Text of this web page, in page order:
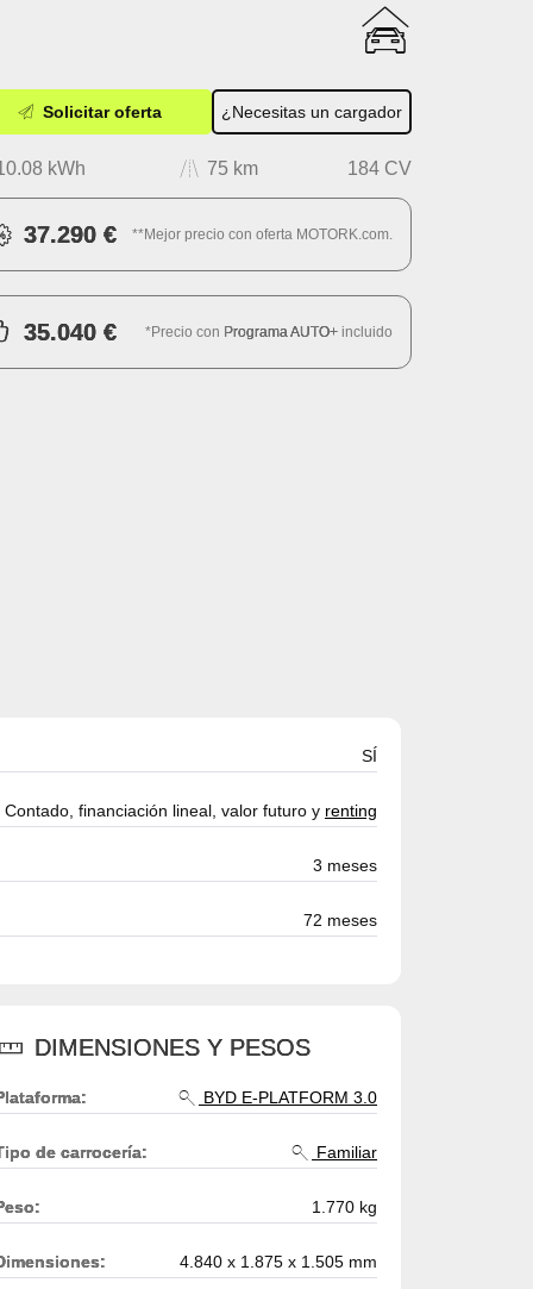
Solicitar oferta ¿Necesitas un cargador
kWh 75 km 184 CV
37.290 € **Mejor precio con oferta MOTORK.com.
35.040 € *Precio con Programa AUTO+ incluido
SÍ
Contado, financiación lineal, valor futuro y renting
3 meses
72 meses
DIMENSIONES Y PESOS
BYD E-PLATFORM 3.0
de carrocería: Familiar
1.770 kg
4.840 x 1.875 x 1.505 mm